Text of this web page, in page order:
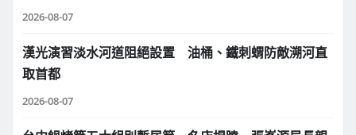
2026-08-07
漢光演習淡水河道阻絕設置 油桶、鐵刺蝟防敵溯河直
取首都
2026-08-07